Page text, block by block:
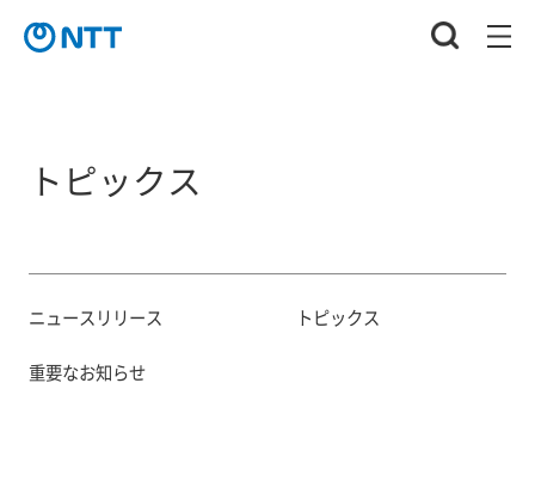
トピックス
ニュースリリース トピックス
重要なお知らせ